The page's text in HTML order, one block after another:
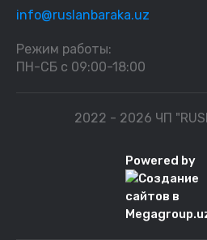
info@ruslanbaraka.uz
Режим работы:
ПН-СБ с 09:00-18:00
2022 - 2026 ЧП
Powered by